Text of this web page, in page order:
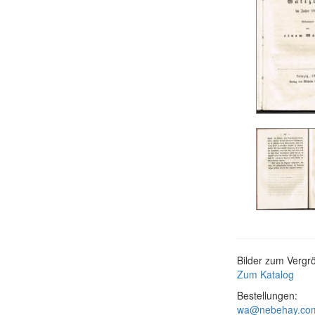
Bilder zum
Zum Katalog
Bestellungen: